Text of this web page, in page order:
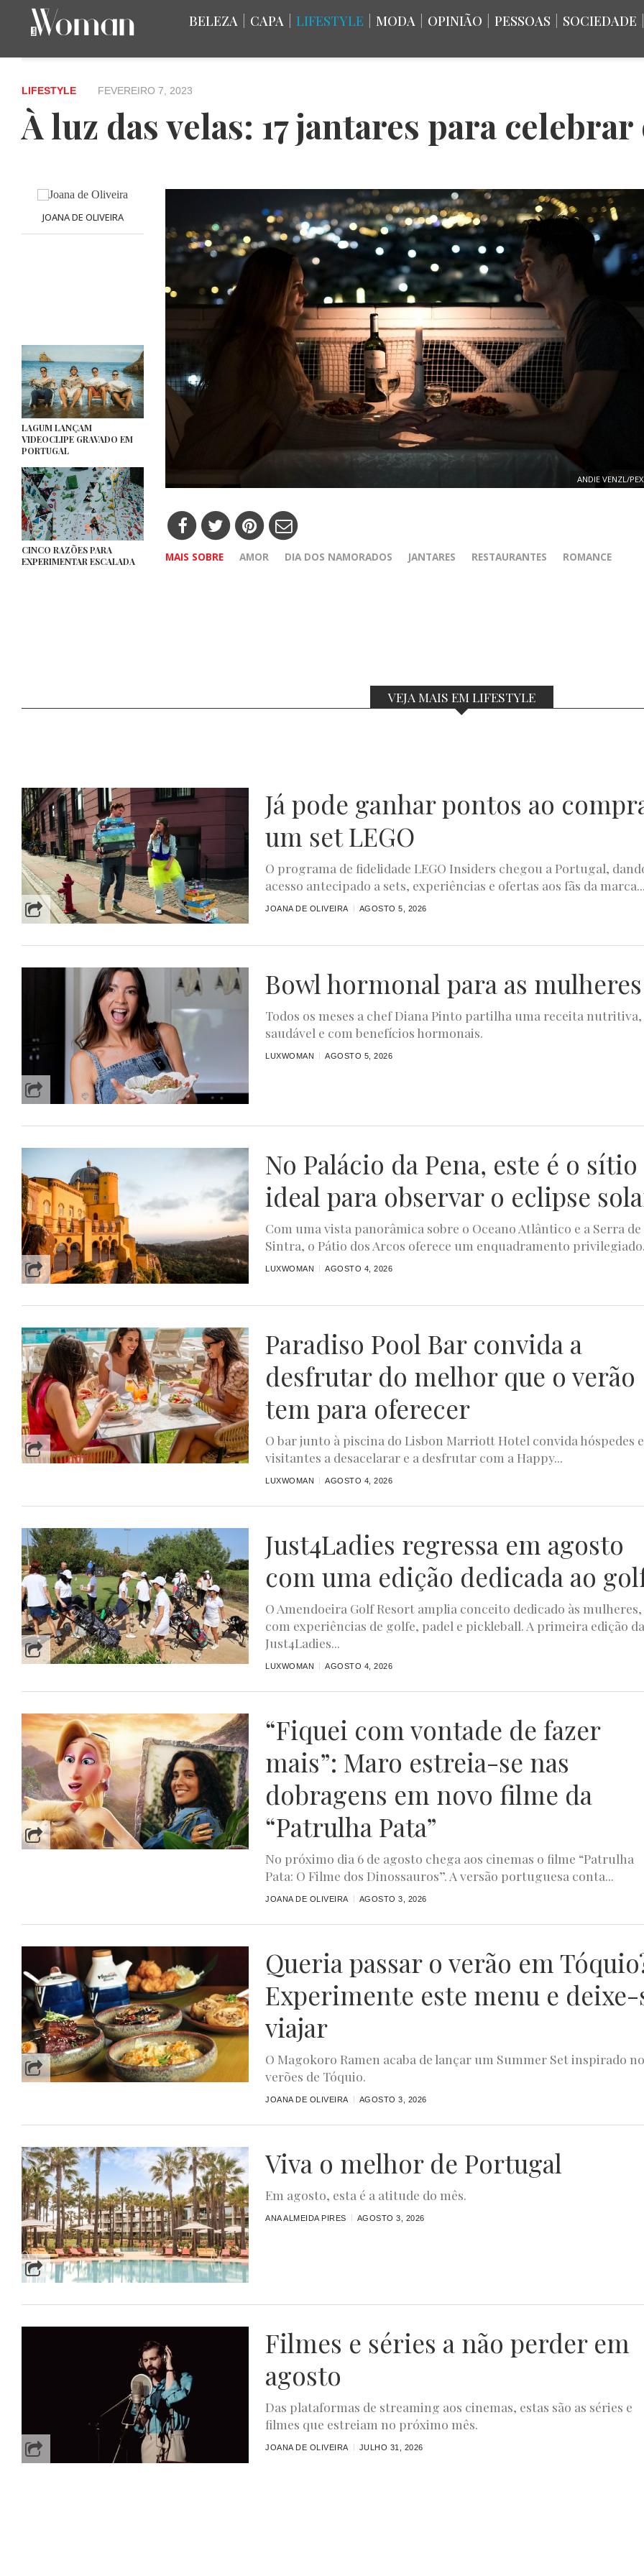
BELEZA CAPA LIFESTYLE MODA OPINIÃO PESSOAS SOCIEDADE
LIFESTYLE FEVEREIRO 7, 2023
À luz das velas: 17 jantares para
JOANA DE OLIVEIRA
LAGUM LANÇAM
VIDEOCLIPE GRAVADO EM
PORTUGAL
CINCO RAZÕES PARA
EXPERIMENTAR ESCALADA
ANDIE VENZL/
MAIS SOBRE AMOR DIA DOS NAMORADOS JANTARES RESTAURANTES ROMANCE
VEJA MAIS EM LIFESTYLE
Já pode ganhar pontos ao
um set LEGO
O programa de fidelidade LEGO Insiders chegou a Portugal,
acesso antecipado a sets, experiências e ofertas aos fãs da
JOANA DE OLIVEIRA AGOSTO 5, 2026
Bowl hormonal para as mulheres
Todos os meses a chef Diana Pinto partilha uma receita nutritiva,
saudável e com benefícios hormonais.
LUXWOMAN AGOSTO 5, 2026
No Palácio da Pena, este é o sítio
ideal para observar o eclipse
Com uma vista panorâmica sobre o Oceano Atlântico e a Serra de
Sintra, o Pátio dos Arcos oferece um enquadramento
LUXWOMAN AGOSTO 4, 2026
Paradiso Pool Bar convida a
desfrutar do melhor que o verão
tem para oferecer
O bar junto à piscina do Lisbon Marriott Hotel convida hóspedes e
visitantes a desacelarar e a desfrutar com a Happy...
LUXWOMAN AGOSTO 4, 2026
Just4Ladies regressa em agosto
com uma edição dedicada ao
O Amendoeira Golf Resort amplia conceito dedicado às mulheres,
com experiências de golfe, padel e pickleball. A primeira edição
Just4Ladies...
LUXWOMAN AGOSTO 4, 2026
“Fiquei com vontade de fazer
mais”: Maro estreia-se nas
dobragens em novo filme da
“Patrulha Pata”
No próximo dia 6 de agosto chega aos cinemas o filme “Patrulha
Pata: O Filme dos Dinossauros”. A versão portuguesa conta...
JOANA DE OLIVEIRA AGOSTO 3, 2026
Queria passar o verão em
Experimente este menu e deixe-
viajar
O Magokoro Ramen acaba de lançar um Summer Set inspirado
verões de Tóquio.
JOANA DE OLIVEIRA AGOSTO 3, 2026
Viva o melhor de Portugal
Em agosto, esta é a atitude do mês.
ANA ALMEIDA PIRES AGOSTO 3, 2026
Filmes e séries a não perder em
agosto
Das plataformas de streaming aos cinemas, estas são as séries e
filmes que estreiam no próximo mês.
JOANA DE OLIVEIRA JULHO 31, 2026